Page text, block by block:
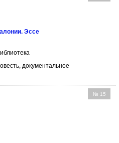
Эссе
документальное
№ 15